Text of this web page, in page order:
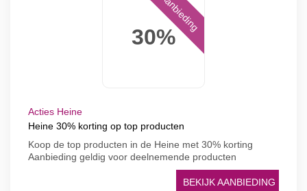
30%
Aanbieding
Acties Heine
Heine 30% korting op top producten
Koop de top producten in de Heine met 30% korting
Aanbieding geldig voor deelnemende producten
BEKIJK AANBIEDING